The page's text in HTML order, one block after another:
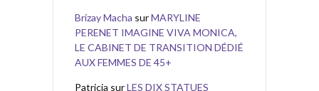
Brizay Macha surMARYLINE
PERENET IMAGINE VIVA MONICA,
LE CABINET DE TRANSITION DÉDIÉ
AUX FEMMES DE 45+
Patricia surLES DIX STATUES